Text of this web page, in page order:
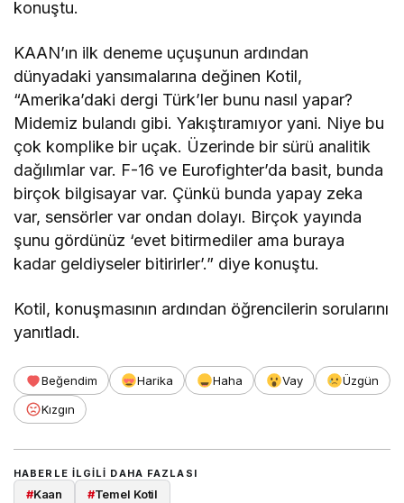
konuştu.
KAAN’ın ilk deneme uçuşunun ardından
dünyadaki yansımalarına değinen Kotil,
“Amerika’daki dergi Türk’ler bunu nasıl yapar?
Midemiz bulandı gibi. Yakıştıramıyor yani. Niye bu
çok komplike bir uçak. Üzerinde bir sürü analitik
dağılımlar var. F-16 ve Eurofighter’da basit, bunda
birçok bilgisayar var. Çünkü bunda yapay zeka
var, sensörler var ondan dolayı. Birçok yayında
şunu gördünüz ‘evet bitirmediler ama buraya
kadar geldiyseler bitirirler’.” diye konuştu.
Kotil, konuşmasının ardından öğrencilerin sorularını
yanıtladı.
Beğendim Harika Haha Vay
Üzgün
Kızgın
HABERLE ILGILI DAHA FAZLASI
#Kaan #Temel Kotil